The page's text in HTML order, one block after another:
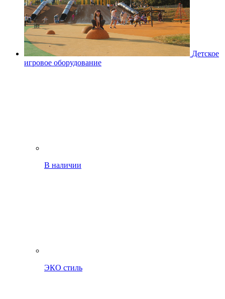
Детское
игровое оборудование
В наличии
ЭКО стиль